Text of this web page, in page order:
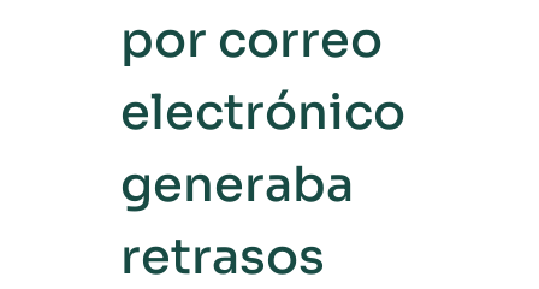
por correo
electrónico
generaba
retrasos